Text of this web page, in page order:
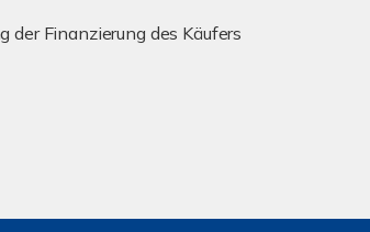
der Finanzierung des Käufers